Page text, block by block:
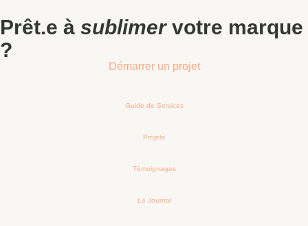
Prêt.e à sublimer votre marque
?
Démarrer un projet
Guide de Services
Projets
Témoignages
Le Journal